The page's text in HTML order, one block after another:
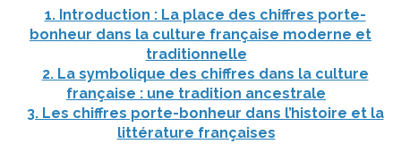
1. Introduction : La place des chiffres porte-
bonheur dans la culture française moderne et
traditionnelle
2. La symbolique des chiffres dans la culture
française : une tradition ancestrale
3. Les chiffres porte-bonheur dans l’histoire et la
littérature françaises